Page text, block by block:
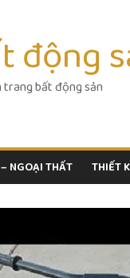
động
trang bất động sản
NGOẠI THẤT THIẾT